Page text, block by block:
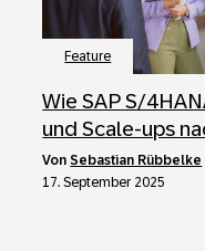
Feature
Wie SAP S/
und Scale-ups
vonSebastian Rübbelke
17. September 2025